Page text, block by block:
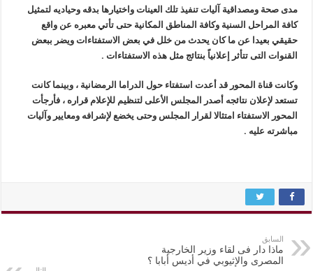
مدى صحة ومصداقية آليات تنفيذ تلك العينات واختيارها بدقه وحياديه لتمثيل
كافة المراحل السنية وكافة المناطق المكانية حتى تأتي معبره عن واقع
حقيقي بعيدا عن ما كان يحدث من خلل في بعض الاستفتاءات ويضر ببعض
القنوات التى تتأثر إعلانياً بنتائج مثل هذه الاستفتاءات .
وكانت قناة المحور قد أعدت استفتاء حول الدراما الرمضانية ، وبينما كانت
تستعد لإعلان نتائجه أصدر المجلس الأعلى لتنظيم للإعلام قراره ، فأرجأت
المحور الاستفتاء امتثالا لقرار المجلس وحتى يخضع لإشرافه ومعايير وآليات
مباشرته عليه .
السابق
ماذا دار فى لقاء وزير الخارجية
المصرى والإثيوبي في أديس أبابا ؟